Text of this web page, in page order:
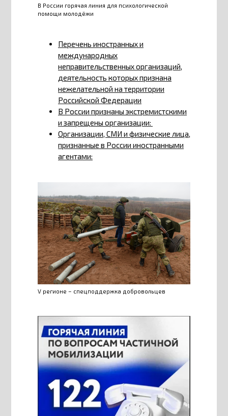
В России горячая линия для психологической
помощи молодёжи
Перечень иностранных и
международных
неправительственных организаций,
деятельность которых признана
нежелательной на территории
Российской Федерации
В России признаны экстремистскими
и запрещены организации:
Организации, СМИ и физические лица,
признанные в России иностранными
агентами:
V регионе – спецподдержка добровольцев